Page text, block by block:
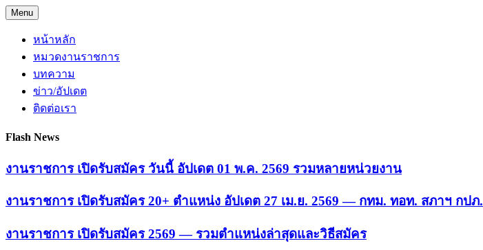
Skip
to
content
Menu
หน้าหลัก
หมวดงานราชการ
บทความ
ข่าว/อัปเดต
ติดต่อเรา
Flash News
งานราชการ เปิดรับสมัคร วันนี้ อัปเดต 01 พ.ค. 2569 รวมหลายหน่วยงาน
งานราชการ เปิดรับสมัคร 20+ ตำแหน่ง อัปเดต 27 เม.ย. 2569 — กทม. ทอท. สภาฯ กปภ.
งานราชการ เปิดรับสมัคร 2569 — รวมตำแหน่งล่าสุดและวิธีสมัคร